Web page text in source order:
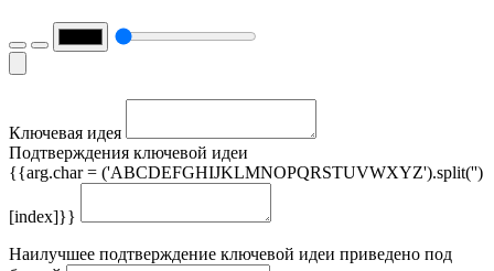
Ключевая идея
Подтверждения ключевой идеи
{{arg.char = ('ABCDEFGHIJKLMNOPQRSTUVWXYZ').split('')
[index]}}
Наилучшее подтверждение ключевой идеи приведено под